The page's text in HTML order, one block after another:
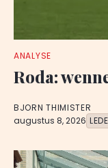
ANALYSE
Roda:
BJORN THIMISTER
augustus 8, 2026